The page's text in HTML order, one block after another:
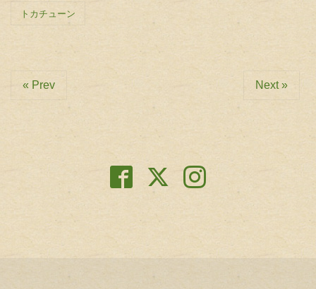
トカチューン
« Prev Next »